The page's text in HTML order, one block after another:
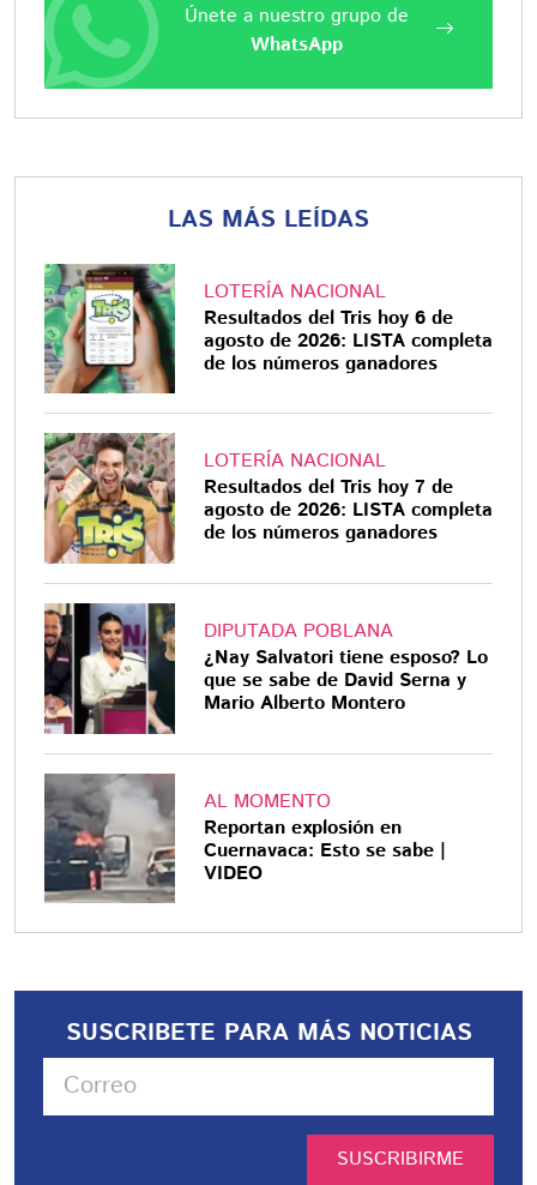
Únete a nuestro grupo de
WhatsApp
LAS MÁS LEÍDAS
LOTERÍA NACIONAL
Resultados del Tris hoy 6 de
agosto de 2026: LISTA completa
de los números ganadores
LOTERÍA NACIONAL
Resultados del Tris hoy 7 de
agosto de 2026: LISTA completa
de los números ganadores
DIPUTADA POBLANA
¿Nay Salvatori tiene esposo? Lo
que se sabe de David Serna y
Mario Alberto Montero
AL MOMENTO
Reportan explosión en
Cuernavaca: Esto se sabe |
VIDEO
SUSCRIBETE PARA MÁS NOTICIAS
SUSCRIBIRME